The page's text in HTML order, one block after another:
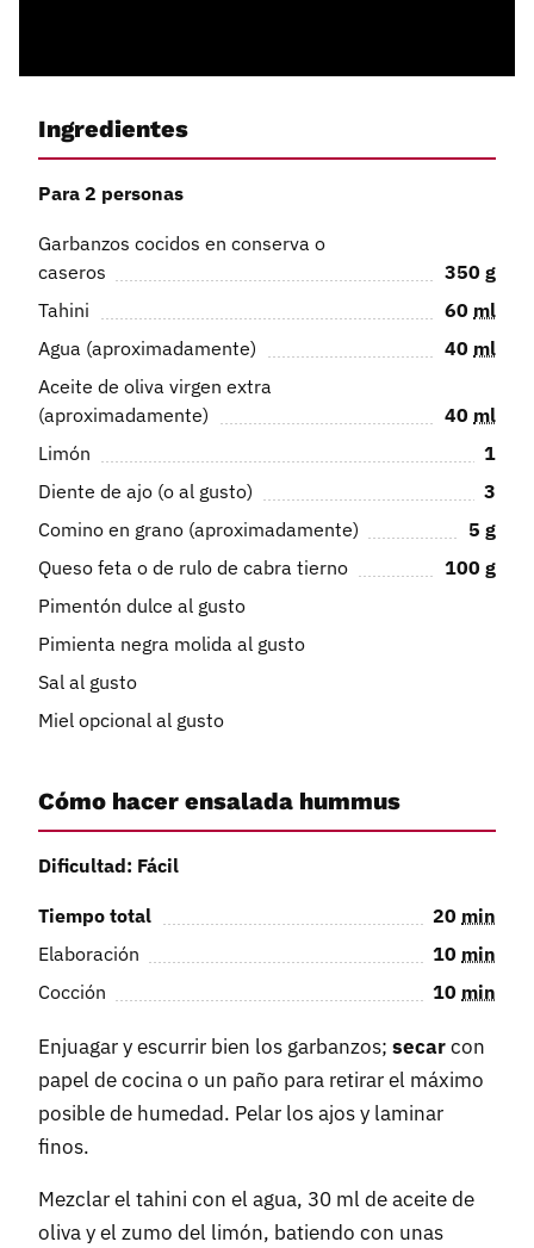
Ingredientes
Para 2 personas
Garbanzos cocidos en conserva o
caseros
350 g
Tahini
60 ml
Agua (aproximadamente)
40 ml
Aceite de oliva virgen extra
(aproximadamente)
40 ml
Limón
1
Diente de ajo (o al gusto)
3
Comino en grano (aproximadamente)
5 g
Queso feta o de rulo de cabra tierno
100 g
Pimentón dulce al gusto
Pimienta negra molida al gusto
Sal al gusto
Miel opcional al gusto
Cómo hacer ensalada hummus
Dificultad: Fácil
Tiempo total 20 min
Elaboración
10 min
Cocción
10 min
Enjuagar y escurrir bien los garbanzos; secarcon
papel de cocina o un paño para retirar el máximo
posible de humedad. Pelar los ajos y laminar
finos.
Mezclar el tahini con el agua, 30 ml de aceite de
oliva y el zumo del limón, batiendo con unas